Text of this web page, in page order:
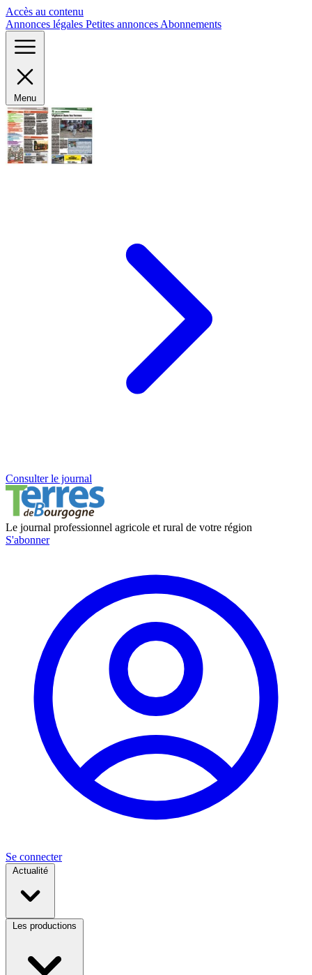
Accès au contenu
Annonces légales Petites annonces Abonnements
Menu
Consulter le journal
Le journal professionnel agricole et rural de votre région
S'abonner
Se connecter
Actualité
Les productions
Panneau de gestion des cookies